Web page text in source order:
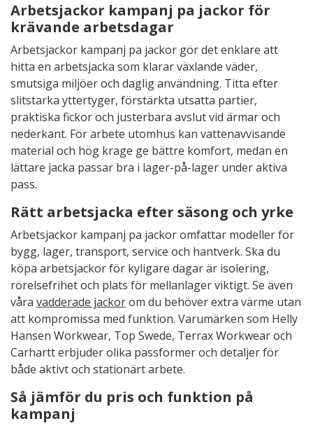
Arbetsjackor kampanj pa jackor för
krävande arbetsdagar
Arbetsjackor kampanj pa jackor gör det enklare att
hitta en arbetsjacka som klarar växlande väder,
smutsiga miljöer och daglig användning. Titta efter
slitstarka yttertyger, förstärkta utsatta partier,
praktiska fickor och justerbara avslut vid ärmar och
nederkant. För arbete utomhus kan vattenavvisande
material och hög krage ge bättre komfort, medan en
lättare jacka passar bra i lager-på-lager under aktiva
pass.
Rätt arbetsjacka efter säsong och yrke
Arbetsjackor kampanj pa jackor omfattar modeller för
bygg, lager, transport, service och hantverk. Ska du
köpa arbetsjackor för kyligare dagar är isolering,
rörelsefrihet och plats för mellanlager viktigt. Se även
våra vadderade jackorom du behöver extra värme utan
att kompromissa med funktion. Varumärken som Helly
Hansen Workwear, Top Swede, Terrax Workwear och
Carhartt erbjuder olika passformer och detaljer för
både aktivt och stationärt arbete.
Så jämför du pris och funktion på
kampanj